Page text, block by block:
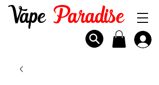
VapeParadise